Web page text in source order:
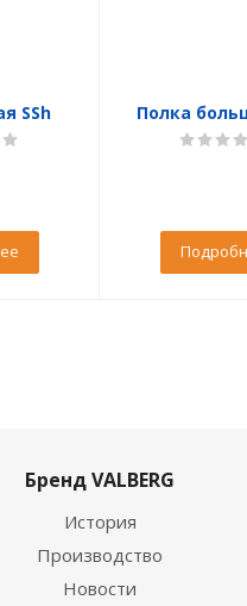
SSh Полка
Бренд VALBERG
История
Производство
Новости